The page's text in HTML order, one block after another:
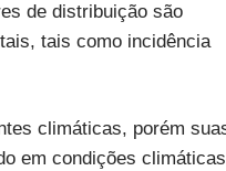
de distribuição são
tais como incidência
climáticas, porém
em condições climáticas